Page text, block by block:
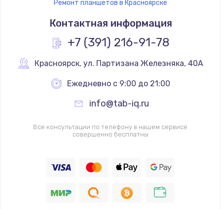
Заказать
Замена элемента
от 1190 руб.
Заказать
Замена клавиатуры
Замена видеокарты
Заказать
Замена термопасты
Ремонт планшетов в Красноярске
Контактная информация
+7 (391) 216-91-78
Красноярск, ул. Партизана Железняка, 40А
Ежедневно с 9:00 до 21:00
info@tab-iq.ru
Все консультации по телефону в нашем сервисе
совершенно бесплатны